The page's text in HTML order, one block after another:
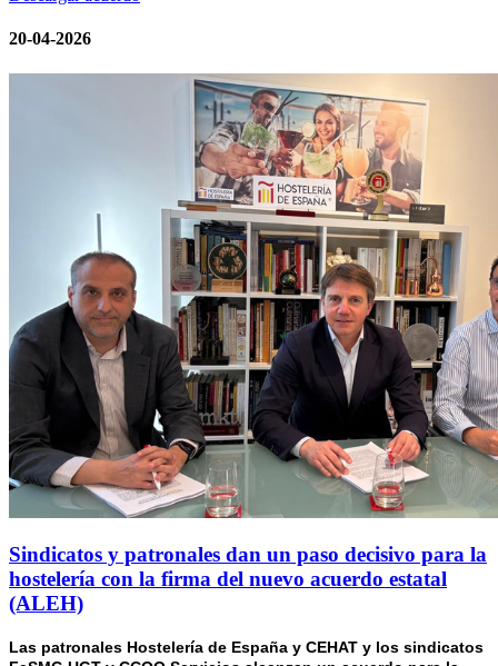
20-04-2026
Sindicatos y patronales dan un paso decisivo para la
hostelería con la firma del nuevo acuerdo estatal
(ALEH)
Las patronales Hostelería de España y CEHAT y los sindicatos